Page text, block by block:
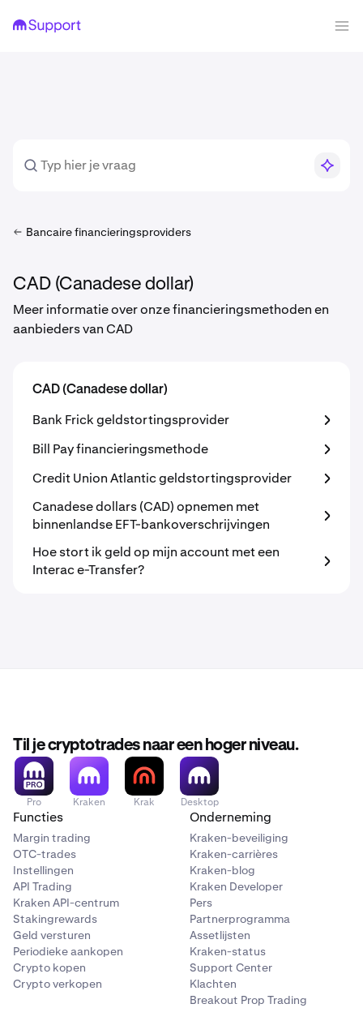
Bancaire financieringsproviders
CAD (Canadese dollar)
Meer informatie over onze financieringsmethoden en
aanbieders van CAD
CAD (Canadese dollar)
Bank Frick geldstortingsprovider
Bill Pay financieringsmethode
Credit Union Atlantic geldstortingsprovider
Canadese dollars (CAD) opnemen met
binnenlandse EFT-bankoverschrijvingen
Hoe stort ik geld op mijn account met een
Interac e-Transfer?
Til je cryptotrades naar een hoger niveau.
Pro Kraken Krak Desktop
Functies
Margin trading
OTC-trades
Instellingen
API Trading
Kraken API-centrum
Stakingrewards
Geld versturen
Periodieke aankopen
Crypto kopen
Crypto verkopen
Onderneming
Kraken-beveiliging
Kraken-carrières
Kraken-blog
Kraken Developer
Pers
Partnerprogramma
Assetlijsten
Kraken-status
Support Center
Klachten
Breakout Prop Trading